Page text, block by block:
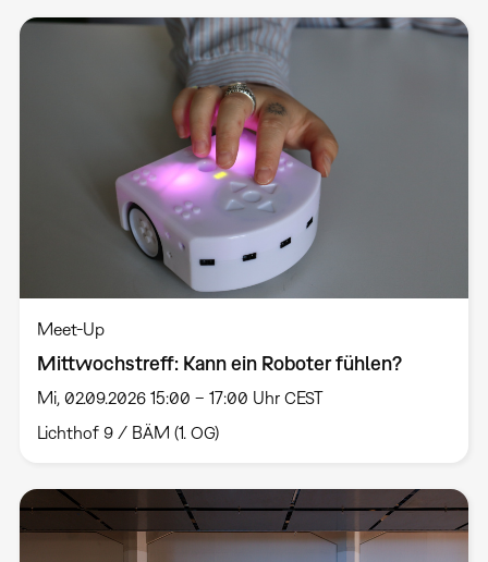
Meet-Up
Mittwochstreff: Kann ein Roboter fühlen?
Mi, 02.09.2026 15:00 – 17:00 Uhr CEST
Lichthof 9 / BÄM (1. OG)